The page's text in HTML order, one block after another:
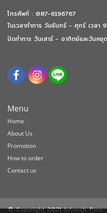
โทรศัพท์ : 087-6196767
ในเวลาทำการ วันจันทร์ - ศุกร์ เวล
ปิดทำการ วันเสาร์ - อาทิตย์และวันห
Menu
Home
About Us
Promotion
How to order
Contact us
© Copyright 2021 Intouch